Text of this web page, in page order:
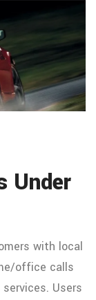
Under
with local
office calls
Users